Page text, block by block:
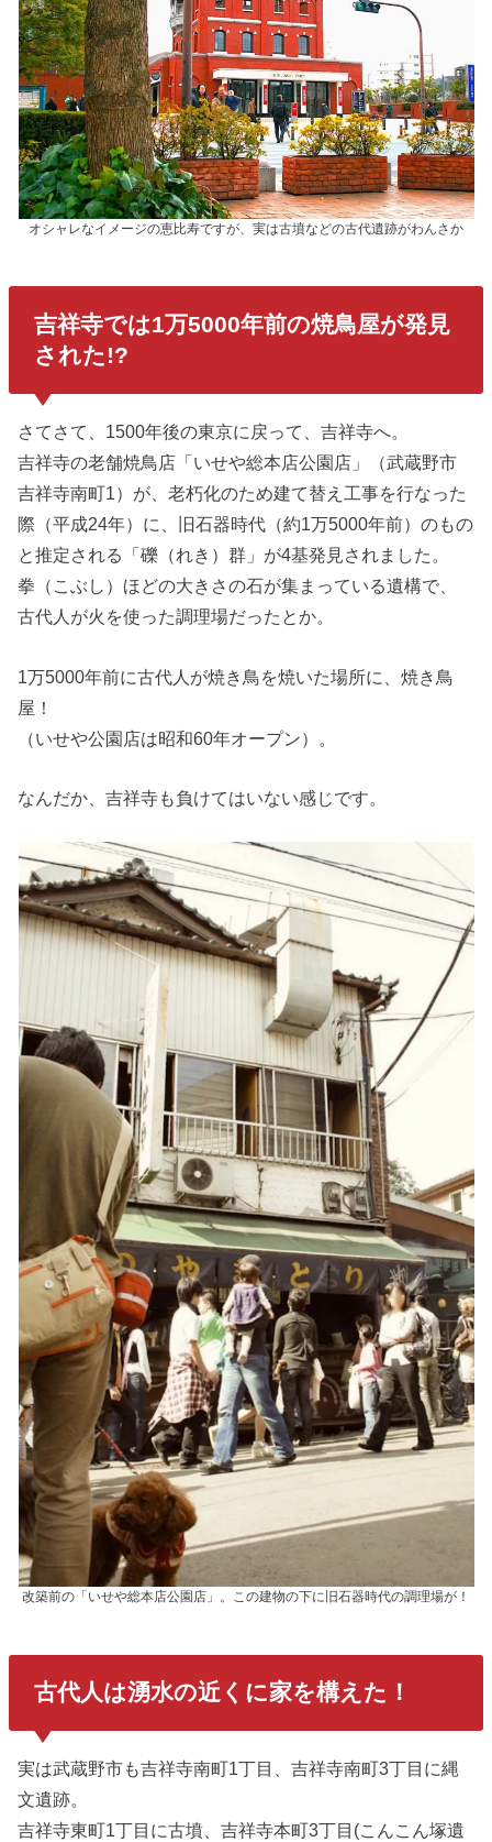
オシャレなイメージの恵比寿ですが、実は古墳などの古代遺跡がわんさか
吉祥寺では1万5000年前の焼鳥屋が発見
された!?
さてさて、1500年後の東京に戻って、吉祥寺へ。
吉祥寺の老舗焼鳥店「いせや総本店公園店」（武蔵野市
吉祥寺南町1）が、老朽化のため建て替え工事を行なった
際（平成24年）に、旧石器時代（約1万5000年前）のもの
と推定される「礫（れき）群」が4基発見されました。
拳（こぶし）ほどの大きさの石が集まっている遺構で、
古代人が火を使った調理場だったとか。
1万5000年前に古代人が焼き鳥を焼いた場所に、焼き鳥
屋！
（いせや公園店は昭和60年オープン）。
なんだか、吉祥寺も負けてはいない感じです。
改築前の「いせや総本店公園店」。この建物の下に旧石器時代の調理場が！
古代人は湧水の近くに家を構えた！
実は武蔵野市も吉祥寺南町1丁目、吉祥寺南町3丁目に縄
文遺跡。
吉祥寺東町1丁目に古墳、吉祥寺本町3丁目(こんこん塚遺